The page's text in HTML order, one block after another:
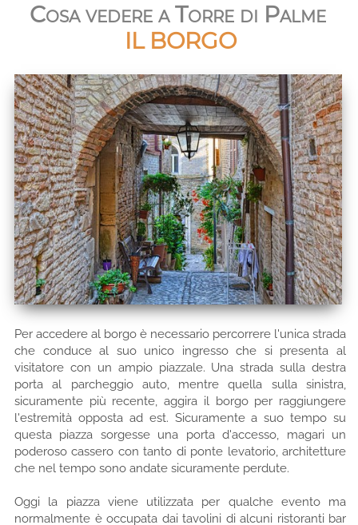
Cosa vedere a Torre di Palme
IL BORGO
Per accedere al borgo è necessario percorrere l'unica strada
che conduce al suo unico ingresso che si presenta al
visitatore con un ampio piazzale. Una strada sulla destra
porta al parcheggio auto, mentre quella sulla sinistra,
sicuramente più recente, aggira il borgo per raggiungere
l'estremità opposta ad est. Sicuramente a suo tempo su
questa piazza sorgesse una porta d'accesso, magari un
poderoso cassero con tanto di ponte levatorio, architetture
che nel tempo sono andate sicuramente perdute.
Oggi la piazza viene utilizzata per qualche evento ma
normalmente è occupata dai tavolini di alcuni ristoranti bar